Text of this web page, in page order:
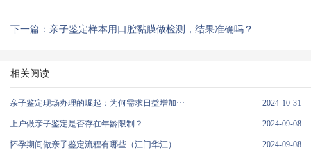
下一篇：亲子鉴定样本用口腔黏膜做检测，结果准确吗？
相关阅读
亲子鉴定现场办理的崛起：为何需求日益增加··· 2024-10-31
上户做亲子鉴定是否存在年龄限制？ 2024-09-08
怀孕期间做亲子鉴定流程有哪些（江门华江） 2024-09-08